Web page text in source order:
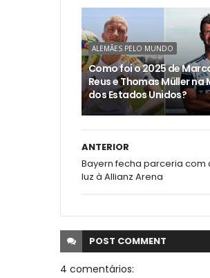
ALEMÃES PELO MUNDO
Como foi o 2025 de
Reus e Thomas Müller na
dos Estados Unidos?
ANTERIOR
Bayern fecha parceria com
luz à Allianz Arena
POST COMMENT
4 comentários: